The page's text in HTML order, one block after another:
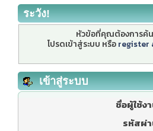
ระวัง!
หัวข้อที่คุณต้องการค้
โปรดเข้าสู่ระบบ หรือ register
เข้าสู่ระบบ
ชื่อผู้ใช้ง
รหัสผ่